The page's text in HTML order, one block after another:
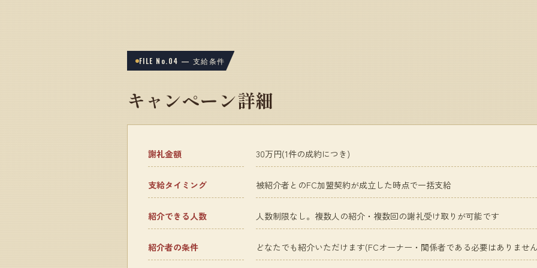
FILE No.04 — 支給条件
キャンペーン詳細
謝礼金額 30万円(1件の成約につき)
支給タイミング 被紹介者とのFC加盟契約が成立した時点で一括支給
紹介できる人数 人数制限なし。複数人の紹介・複数回の謝礼受け取りが可能です
紹介者の条件 どなたでも紹介いただけます(FCオーナー・関係者である必要はありませ